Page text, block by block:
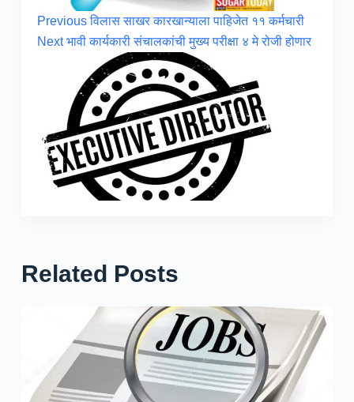
Previousविलास साखर कारखान्याला पाहिजेत ११ कर्मचारी
Nextभावी कार्यकारी संचालकांची मुख्य परीक्षा ४ मे रोजी होणार
Related Posts